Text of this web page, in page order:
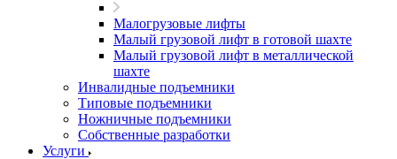
Малогрузовые лифты
Малый грузовой лифт в готовой шахте
Малый грузовой лифт в металлической
шахте
Инвалидные подъемники
Типовые подъемники
Ножничные подъемники
Собственные разработки
Услуги